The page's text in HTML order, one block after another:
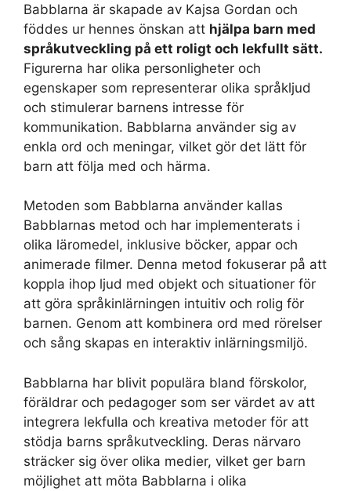
Babblarna är skapade av Kajsa Gordan och
föddes ur hennes önskan att hjälpa barn med
språkutveckling på ett roligt och lekfullt sätt.
Figurerna har olika personligheter och
egenskaper som representerar olika språkljud
och stimulerar barnens intresse för
kommunikation. Babblarna använder sig av
enkla ord och meningar, vilket gör det lätt för
barn att följa med och härma.
Metoden som Babblarna använder kallas
Babblarnas metod och har implementerats i
olika läromedel, inklusive böcker, appar och
animerade filmer. Denna metod fokuserar på att
koppla ihop ljud med objekt och situationer för
att göra språkinlärningen intuitiv och rolig för
barnen. Genom att kombinera ord med rörelser
och sång skapas en interaktiv inlärningsmiljö.
Babblarna har blivit populära bland förskolor,
föräldrar och pedagoger som ser värdet av att
integrera lekfulla och kreativa metoder för att
stödja barns språkutveckling. Deras närvaro
sträcker sig över olika medier, vilket ger barn
möjlighet att möta Babblarna i olika